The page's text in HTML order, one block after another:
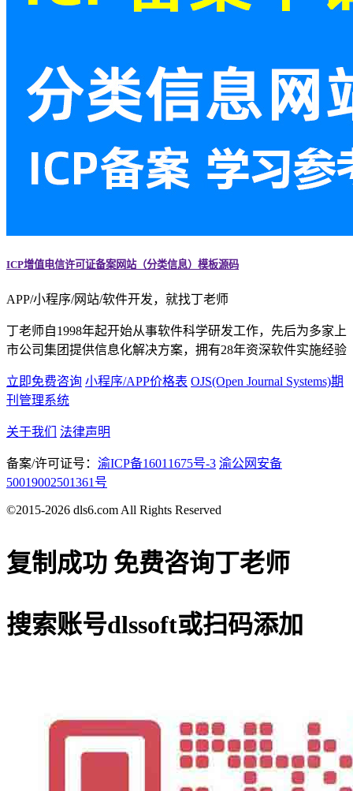
ICP增值电信许可证备案网站（分类信息）模板源码
APP/小程序/网站/软件开发，就找丁老师
丁老师自1998年起开始从事软件科学研发工作，先后为多家上
市公司集团提供信息化解决方案，拥有28年资深软件实施经验
立即免费咨询 小程序/APP价格表 OJS(Open Journal Systems)期
刊管理系统
关于我们 法律声明
备案/许可证号： 渝ICP备16011675号-3 渝公网安备
50019002501361号
©2015-2026 dls6.com All Rights Reserved
复制成功 免费咨询丁老师
搜索账号dlssoft或扫码添加